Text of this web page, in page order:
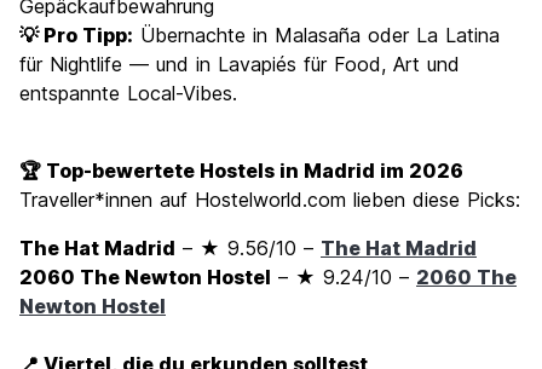
Gepäckaufbewahrung
💡 Pro Tipp: Übernachte in Malasaña oder La Latina
für Nightlife — und in Lavapiés für Food, Art und
entspannte Local-Vibes.
🏆 Top-bewertete Hostels in Madrid im 2026
Traveller*innen auf Hostelworld.com lieben diese Picks:
The Hat Madrid – ★ 9.56/10 – The Hat Madrid
2060 The Newton Hostel – ★ 9.24/10 – 2060 The
Newton Hostel
📍 Viertel, die du erkunden solltest